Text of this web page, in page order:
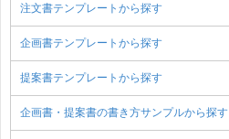
注文書テンプレートから探す
企画書テンプレートから探す
提案書テンプレートから探す
企画書・提案書の書き方サンプルから探す